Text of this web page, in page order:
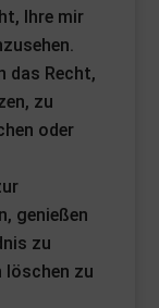
Ihre mir
das Recht,
zu
oder
genießen
zu
löschen zu